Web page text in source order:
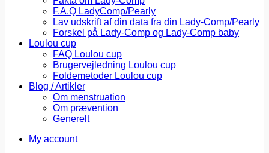
F.A.Q LadyComp/Pearly
Lav udskrift af din data fra din Lady-Comp/Pearly
Forskel på Lady-Comp og Lady-Comp baby
Loulou cup
FAQ Loulou cup
Brugervejledning Loulou cup
Foldemetoder Loulou cup
Blog / Artikler
Om menstruation
Om prævention
Generelt
My account